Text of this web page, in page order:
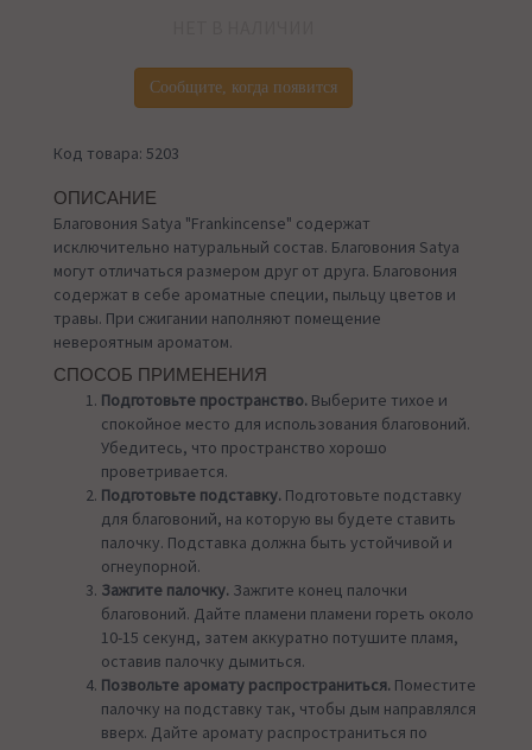
Сообщите, когда появится
Код товара: 5203
ОПИСАНИЕ
Благовония Satya "Frankincense" содержат
исключительно натуральный состав. Благовония Satya
могут отличаться размером друг от друга. Благовония
содержат в себе ароматные специи, пыльцу цветов и
травы. При сжигании наполняют помещение
невероятным ароматом.
СПОСОБ ПРИМЕНЕНИЯ
Подготовьте пространство. Выберите тихое и
спокойное место для использования благовоний.
Убедитесь, что пространство хорошо
проветривается.
Подготовьте подставку. Подготовьте подставку
для благовоний, на которую вы будете ставить
палочку. Подставка должна быть устойчивой и
огнеупорной.
Зажгите палочку. Зажгите конец палочки
благовоний. Дайте пламени пламени гореть около
10-15 секунд, затем аккуратно потушите пламя,
оставив палочку дымиться.
Позвольте аромату распространиться. Поместите
палочку на подставку так, чтобы дым направлялся
вверх. Дайте аромату распространиться по